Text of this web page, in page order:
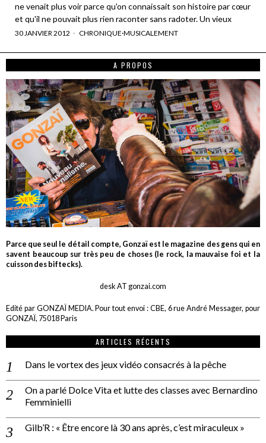
ne venait plus voir parce qu'on connaissait son histoire par cœur
et qu'il ne pouvait plus rien raconter sans radoter. Un vieux
30 JANVIER 2012 CHRONIQUE·MUSICALEMENT
A PROPOS
Parce que seul le détail compte, Gonzaï est le magazine des gens qui en
savent beaucoup sur très peu de choses (le rock, la mauvaise foi et la
cuisson des biftecks).
desk AT gonzai.com
Edité par GONZAÏ MEDIA. Pour tout envoi : CBE, 6 rue André Messager, pour
GONZAÏ, 75018 Paris
ARTICLES RÉCENTS
Dans le vortex des jeux vidéo consacrés à la pêche
On a parlé Dolce Vita et lutte des classes avec Bernardino
Femminielli
Gilb’R : « Être encore là 30 ans après, c’est miraculeux »